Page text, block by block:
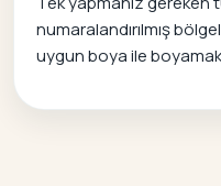
numaralandırılmış
uygun boya ile